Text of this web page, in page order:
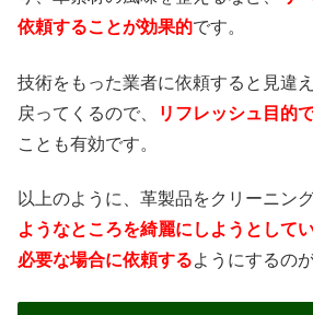
依頼することが効果的です。
技術をもった業者に依頼すると見違
戻ってくるので、
リフレッシュ目的
ことも有効です。
以上のように、革製品をクリーニン
ようなところを綺麗にしようとして
必要な場合に依頼するようにするの